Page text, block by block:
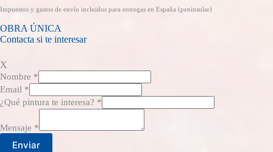
Impuestos y gastos de envío incluidos para entregas en España (peninsular)
OBRA ÚNICA
Contacta si te interesar
X
Nombre *
Email *
¿Qué pintura te interesa? *
Mensaje *
Enviar